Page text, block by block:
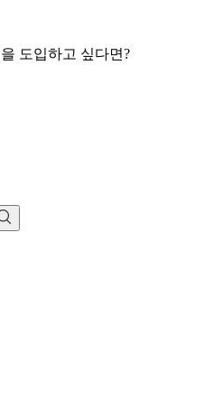
을 도입하고 싶다면?